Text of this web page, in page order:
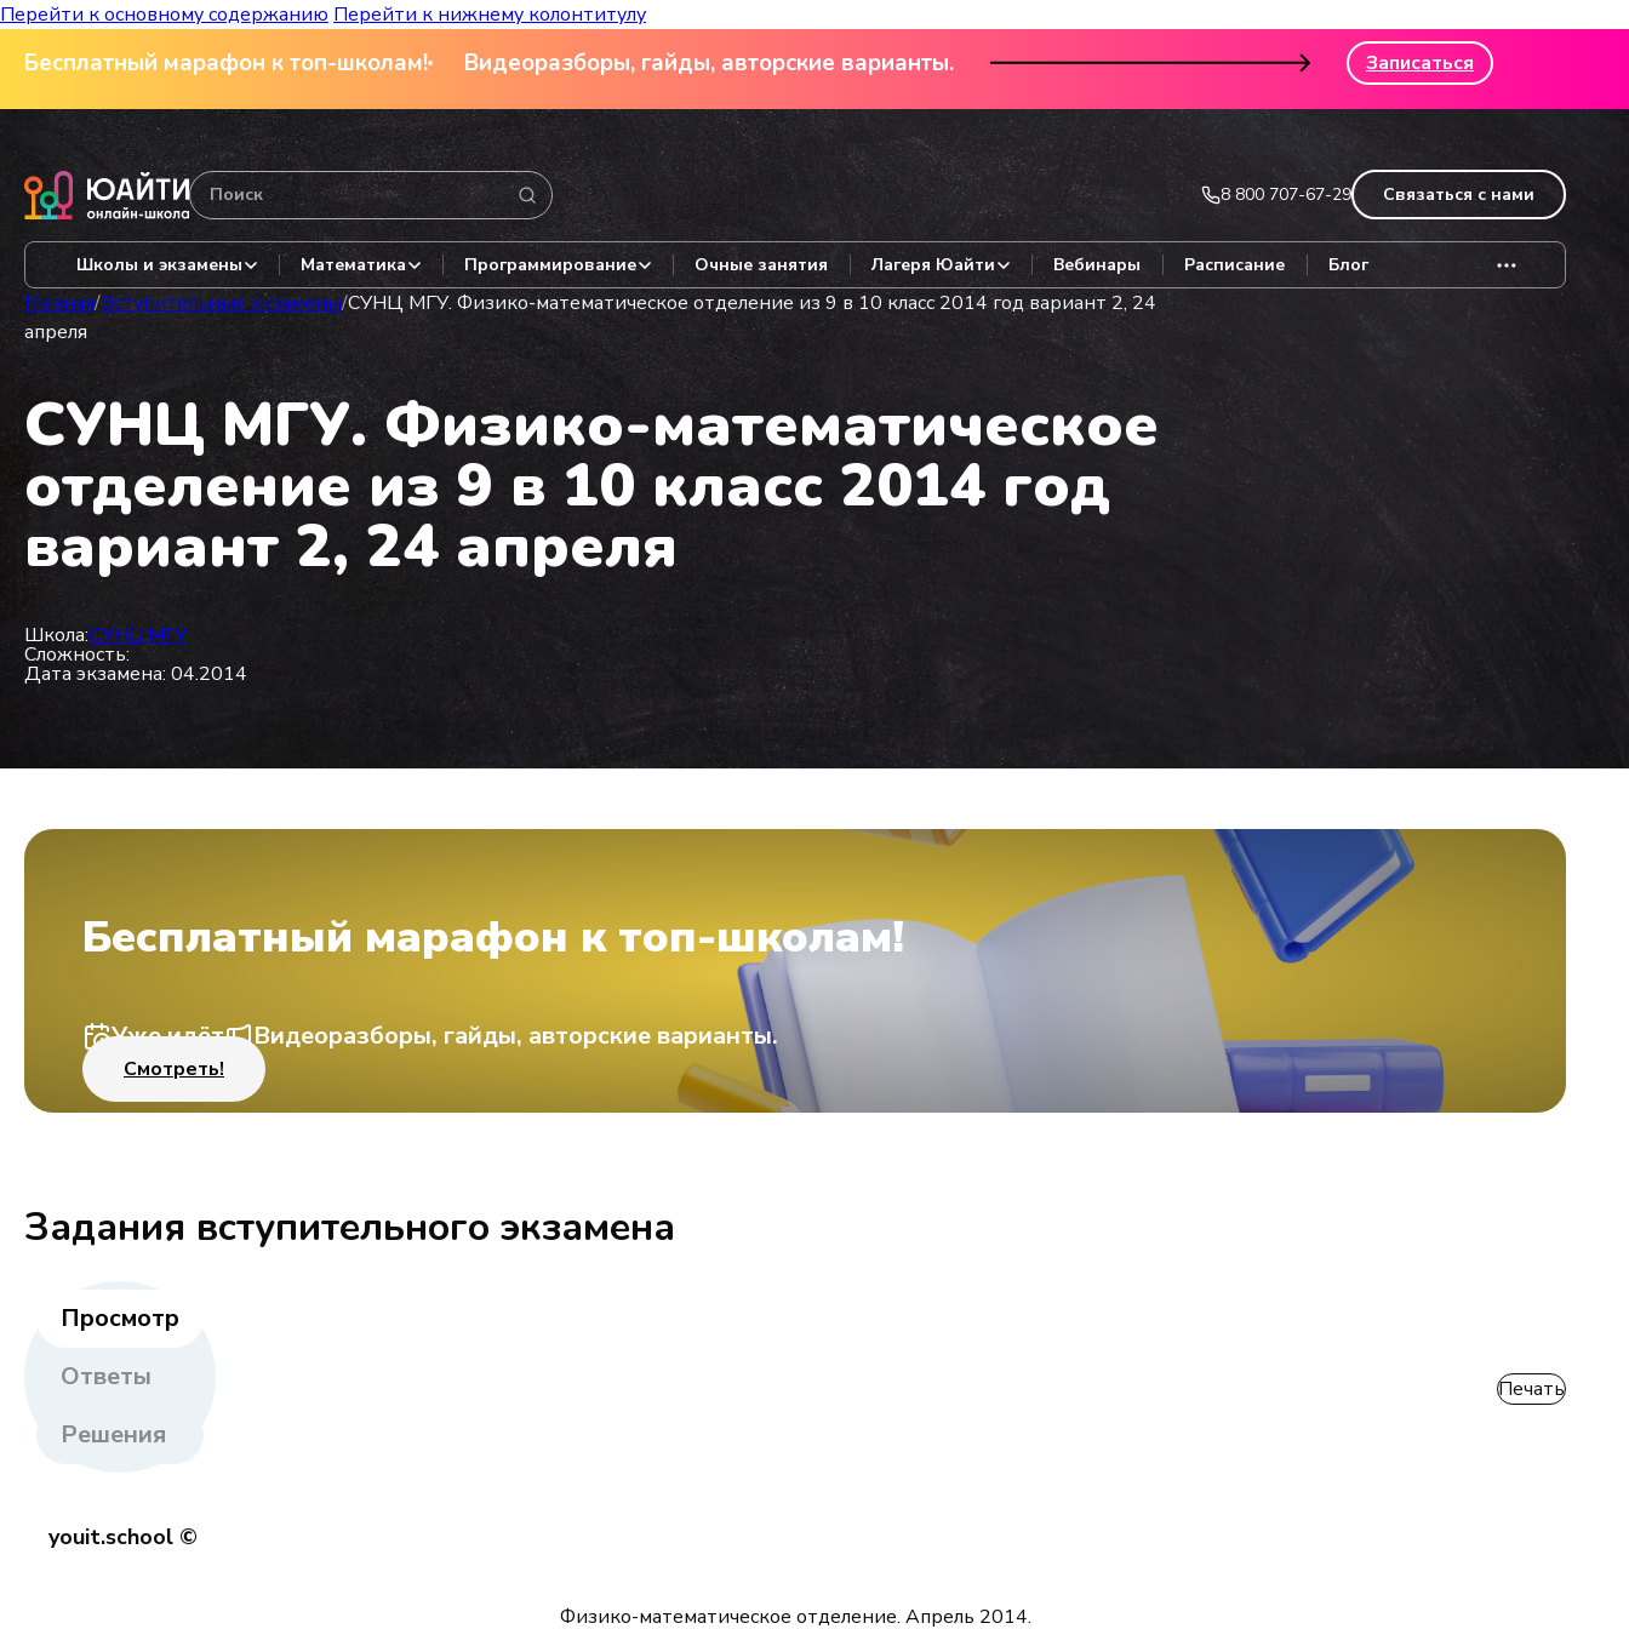
Перейти к основному содержанию Перейти к нижнему колонтитулу
Бесплатный марафон к топ-школам! Видеоразборы, гайды, авторские варианты. Записаться
8 800 707-67-29 Связаться с нами
Школы и экзамены Математика Программирование Очные занятия Лагеря Юайти Вебинары Расписание Блог
Главная/Вступительные экзамены/СУНЦ МГУ. Физико-математическое отделение из 9 в 10 класс 2014 год вариант 2, 24
апреля
СУНЦ МГУ. Физико-математическое
отделение из 9 в 10 класс 2014 год
вариант 2, 24 апреля
Школа:СУНЦ МГУ
Сложность:
Дата экзамена: 04.2014
Бесплатный марафон к топ-школам!
Уже идёт Видеоразборы, гайды, авторские варианты.
Смотреть!
Задания вступительного экзамена
Просмотр
Ответы
Решения
Печать
youit.school ©
Физико-математическое отделение. Апрель 2014.